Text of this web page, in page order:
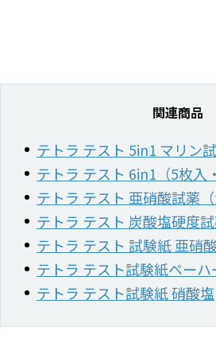
関連商品
テトラ テスト 5in1 マリン
テトラ テスト 6in1（5枚入
テトラ テスト 亜硝酸試薬（
テトラ テスト 炭酸塩硬度試
テトラ テスト 試験紙 亜硝
テトラ テスト試験紙ペーハ
テトラ テスト試験紙 硝酸塩